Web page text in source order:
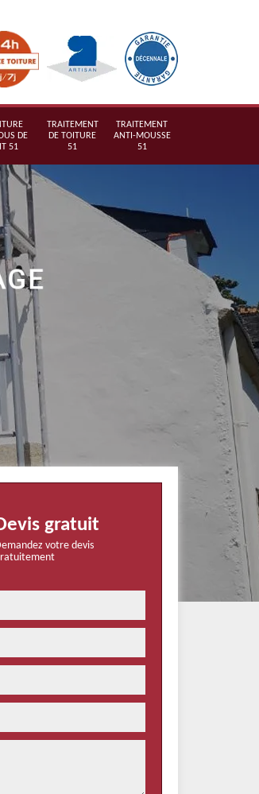
DE
51
TRAITEMENT
DE TOITURE
51
TRAITEMENT
ANTI-MOUSSE
51
gratuit
votre devis